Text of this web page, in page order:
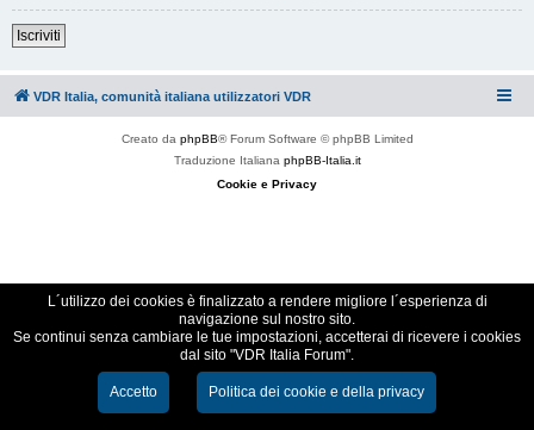
Iscriviti
VDR Italia, comunità italiana utilizzatori VDR
Creato da phpBB® Forum Software © phpBB Limited
Traduzione Italiana phpBB-Italia.it
Cookie e Privacy
L´utilizzo dei cookies è finalizzato a rendere migliore l´esperienza di
navigazione sul nostro sito.
Se continui senza cambiare le tue impostazioni, accetterai di ricevere i cookies
dal sito "VDR Italia Forum".
Accetto Politica dei cookie e della privacy